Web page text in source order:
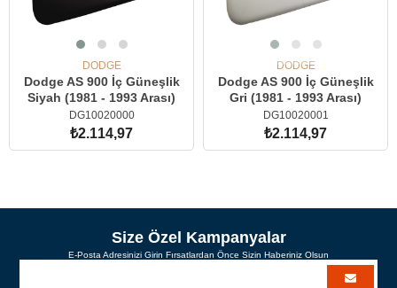
DODGE
Dodge AS 900 İç Güneşlik
Siyah (1981 - 1993 Arası)
DG10020000
₺2.114,97
DODGE
Dodge AS 900 İç Güneşlik
Gri (1981 - 1993 Arası)
DG10020001
₺2.114,97
Size Özel Kampanyalar
E-Posta Adresinizi Girin Fırsatlardan Önce Sizin Haberiniz Olsun